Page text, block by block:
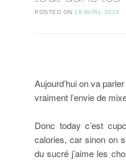
POSTED ON 19 AVRIL 2013
Aujourd’hui on va
vraiment l’envie de
Donc today c’est
calories, car sinon on
du sucré j’aime les